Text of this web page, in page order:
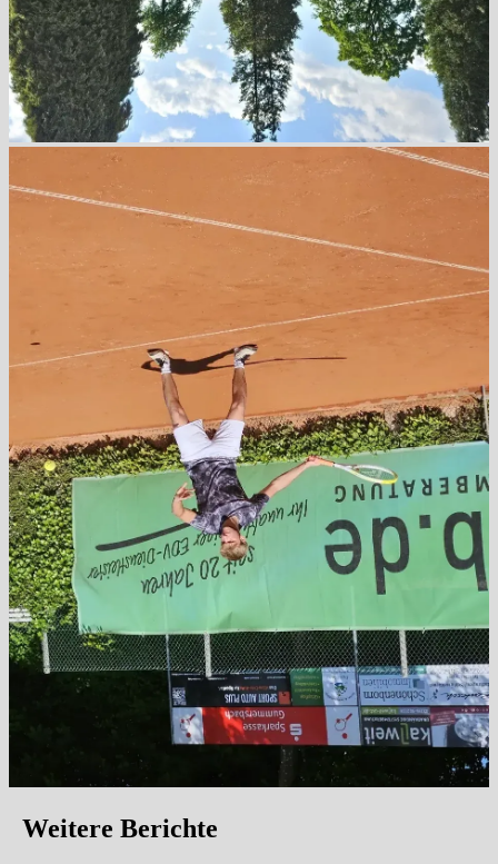
Weitere Berichte